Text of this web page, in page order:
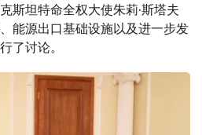
斯坦特命全权大使朱莉·斯塔夫
能源出口基础设施以及进一步发
了讨论。